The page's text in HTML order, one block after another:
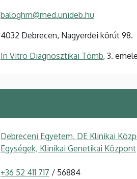
baloghm@med.unideb.hu
4032 Debrecen, Nagyerdei körút 98.
In Vitro Diagnosztikai Tömb, 3.
Debreceni Egyetem, DE Klinikai
Egységek, Klinikai Genetikai Központ
+36 52 411 717 / 56884